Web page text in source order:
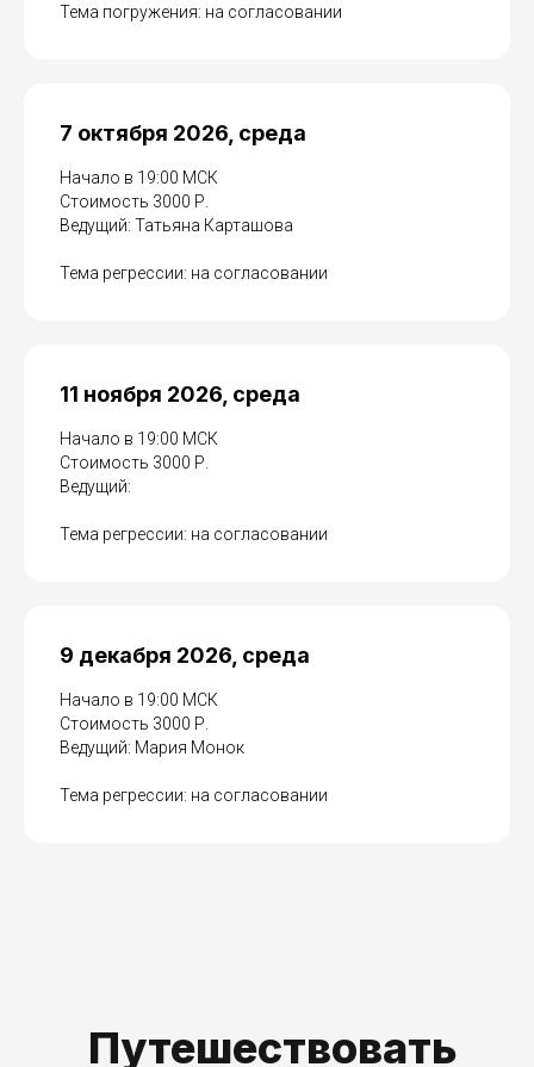
Тема погружения: на согласовании
7 октября 2026, среда
Начало в 19:00 МСК
Стоимость 3000 Р.
Ведущий: Татьяна Карташова
Тема регрессии: на согласовании
11 ноября 2026, среда
Начало в 19:00 МСК
Стоимость 3000 Р.
Ведущий:
Тема регрессии: на согласовании
9 декабря 2026, среда
Начало в 19:00 МСК
Стоимость 3000 Р.
Ведущий: Мария Монок
Тема регрессии: на согласовании
Путешествовать